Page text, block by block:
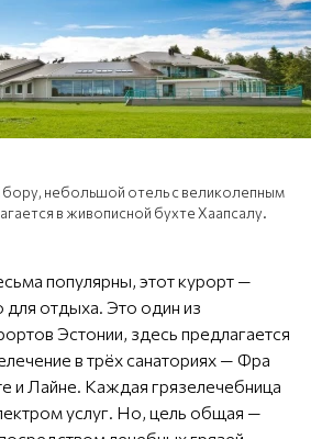
небольшой отель с великолепным
в живописной бухте Хаапсалу.
популярны, этот курорт —
для отдыха. Это один из
Эстонии, здесь предлагается
в трёх санаториях — Фра
и Лайне. Каждая грязелечебница
услуг. Но, цель общая —